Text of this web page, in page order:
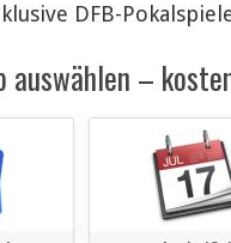
DFB-
auswählen –